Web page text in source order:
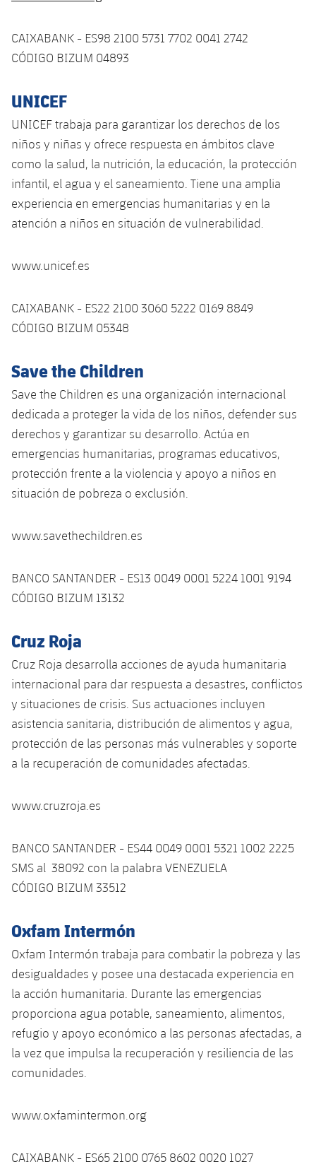
CAIXABANK - ES98 2100 5731 7702 0041 2742
CÓDIGO BIZUM 04893
UNICEF
UNICEF trabaja para garantizar los derechos de los
niños y niñas y ofrece respuesta en ámbitos clave
como la salud, la nutrición, la educación, la protección
infantil, el agua y el saneamiento. Tiene una amplia
experiencia en emergencias humanitarias y en la
atención a niños en situación de vulnerabilidad.
www.unicef.es
CAIXABANK - ES22 2100 3060 5222 0169 8849
CÓDIGO BIZUM 05348
Save the Children
Save the Children es una organización internacional
dedicada a proteger la vida de los niños, defender sus
derechos y garantizar su desarrollo. Actúa en
emergencias humanitarias, programas educativos,
protección frente a la violencia y apoyo a niños en
situación de pobreza o exclusión.
www.savethechildren.es
BANCO SANTANDER - ES13 0049 0001 5224 1001 9194
CÓDIGO BIZUM 13132
Cruz Roja
Cruz Roja desarrolla acciones de ayuda humanitaria
internacional para dar respuesta a desastres, conflictos
y situaciones de crisis. Sus actuaciones incluyen
asistencia sanitaria, distribución de alimentos y agua,
protección de las personas más vulnerables y soporte
a la recuperación de comunidades afectadas.
www.cruzroja.es
BANCO SANTANDER - ES44 0049 0001 5321 1002 2225
SMS al 38092 con la palabra VENEZUELA
CÓDIGO BIZUM 33512
Oxfam Intermón
Oxfam Intermón trabaja para combatir la pobreza y las
desigualdades y posee una destacada experiencia en
la acción humanitaria. Durante las emergencias
proporciona agua potable, saneamiento, alimentos,
refugio y apoyo económico a las personas afectadas, a
la vez que impulsa la recuperación y resiliencia de las
comunidades.
www.oxfamintermon.org
CAIXABANK - ES65 2100 0765 8602 0020 1027